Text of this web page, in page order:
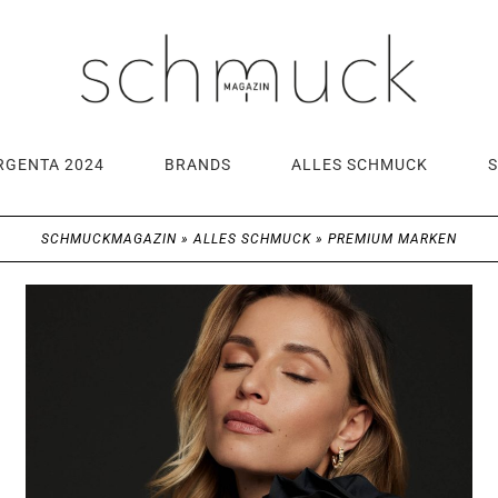
2024 BRANDS ALLES SCHMUCK
SCHMUCKMAGAZIN » ALLES SCHMUCK » PREMIUM MARKEN